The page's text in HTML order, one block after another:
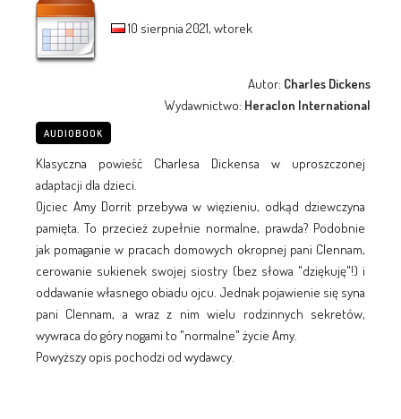
10 sierpnia 2021, wtorek
Autor: Charles Dickens
Wydawnictwo: Heraclon International
AUDIOBOOK
Klasyczna powieść Charlesa Dickensa w uproszczonej
adaptacji dla dzieci.
Ojciec Amy Dorrit przebywa w więzieniu, odkąd dziewczyna
pamięta. To przecież zupełnie normalne, prawda? Podobnie
jak pomaganie w pracach domowych okropnej pani Clennam,
cerowanie sukienek swojej siostry (bez słowa "dziękuję"!) i
oddawanie własnego obiadu ojcu. Jednak pojawienie się syna
pani Clennam, a wraz z nim wielu rodzinnych sekretów,
wywraca do góry nogami to "normalne" życie Amy.
Powyższy opis pochodzi od wydawcy.